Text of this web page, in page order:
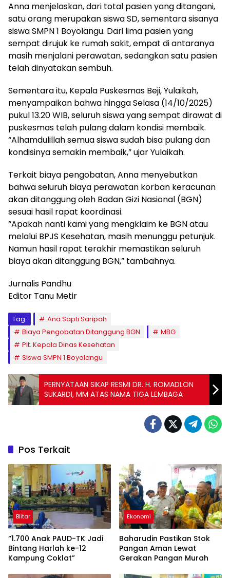
Anna menjelaskan, dari total pasien yang ditangani,
satu orang merupakan siswa SD, sementara sisanya
siswa SMPN 1 Boyolangu. Dari lima pasien yang
sempat dirujuk ke rumah sakit, empat di antaranya
masih menjalani perawatan, sedangkan satu pasien
telah dinyatakan sembuh.
Sementara itu, Kepala Puskesmas Beji, Yulaikah,
menyampaikan bahwa hingga Selasa (14/10/2025)
pukul 13.20 WIB, seluruh siswa yang sempat dirawat di
puskesmas telah pulang dalam kondisi membaik.
“Alhamdulillah semua siswa sudah bisa pulang dan
kondisinya semakin membaik,” ujar Yulaikah.
Terkait biaya pengobatan, Anna menyebutkan
bahwa seluruh biaya perawatan korban keracunan
akan ditanggung oleh Badan Gizi Nasional (BGN)
sesuai hasil rapat koordinasi.
“Apakah nanti kami yang mengklaim ke BGN atau
melalui BPJS Kesehatan, masih menunggu petunjuk.
Namun hasil rapat terakhir memastikan seluruh
biaya akan ditanggung BGN,” tambahnya.
Jurnalis Pandhu
Editor Tanu Metir
Tag:
Ana Sapti Saripah
Biaya Pengobatan Ditanggung BGN
MBG
Plt. Kepala Dinas Kesehatan
Siswa SMPN 1 Boyolangu
PERNYATAAN SIKAP RESMI DR. H. ROMADLON
SUKARDI, MM ATAS NAMA TIGA LEMBAGA
Pos Terkait
Blitar
“1.700 Anak PAUD-TK Jadi
Bintang Harlah ke-12
Kampung Coklat”
Ekonomi
Baharudin Pastikan Stok
Pangan Aman Lewat
Gerakan Pangan Murah